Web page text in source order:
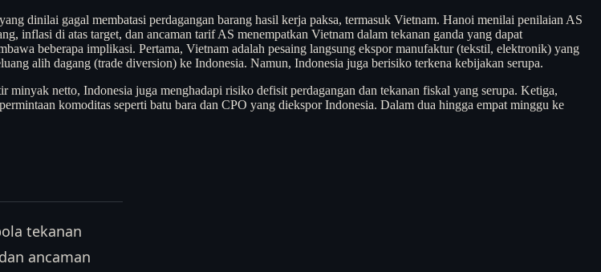
dinilai gagal membatasi perdagangan barang hasil kerja paksa, termasuk Vietnam. Hanoi menilai penilaian AS
inflasi di atas target, dan ancaman tarif AS menempatkan Vietnam dalam tekanan ganda yang dapat
beberapa implikasi. Pertama, Vietnam adalah pesaing langsung ekspor manufaktur (tekstil, elektronik) yang
alih dagang (trade diversion) ke Indonesia. Namun, Indonesia juga berisiko terkena kebijakan serupa.
netto, Indonesia juga menghadapi risiko defisit perdagangan dan tekanan fiskal yang serupa. Ketiga,
komoditas seperti batu bara dan CPO yang diekspor Indonesia. Dalam dua hingga empat minggu ke
tekanan
ancaman